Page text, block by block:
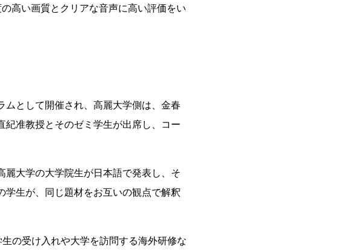
高い画質とクリアな音声に高い評価をい
として開催され、高麗大学側は、金春
准教授とそのゼミ学生が出席し、コー
大学の大学院生が日本語で発表し、そ
生が、同じ題材をお互いの観点で解釈
の受け入れや大学を訪問する海外研修な